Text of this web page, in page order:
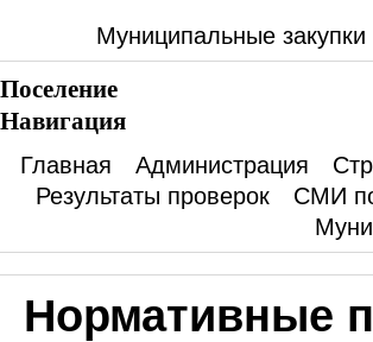
Муниципальные закупки
Поселение
Навигация
Главная Администрация
Результаты проверок
СМИ
Нормативные